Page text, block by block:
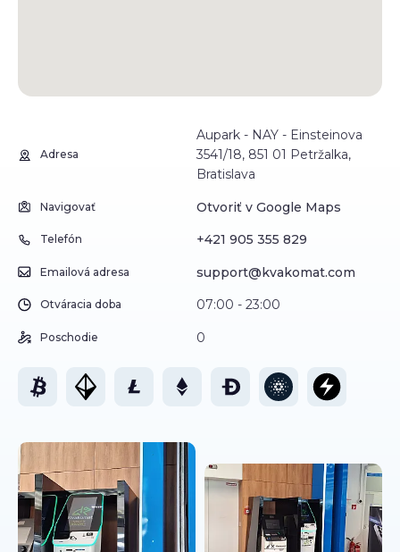
Adresa
Aupark - NAY - Einsteinova
3541/18, 851 01 Petržalka,
Bratislava
Navigovať Otvoriť v Google Maps
Telefón +421 905 355 829
Emailová adresa support@kvakomat.com
Otváracia doba 07:00 - 23:00
Poschodie 0